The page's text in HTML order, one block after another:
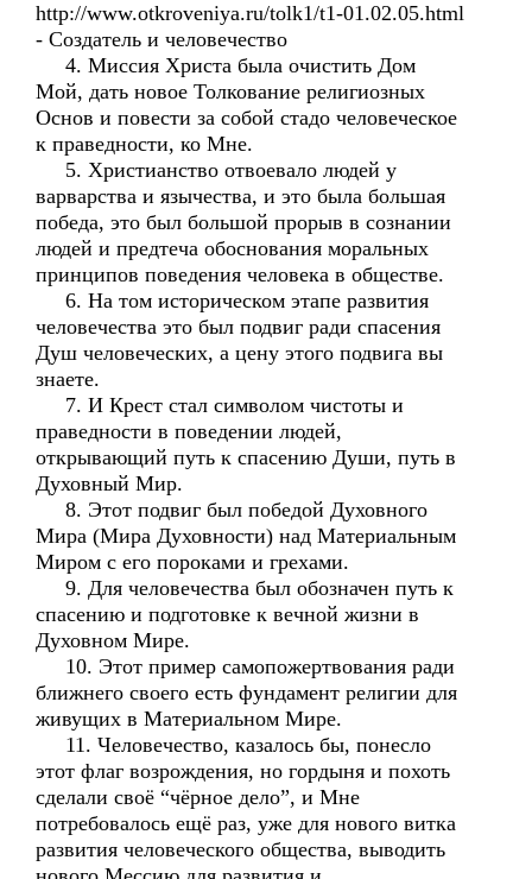
http://www.otkroveniya.ru/tolk1/t1-01.02.05.html
- Создатель и человечество
4. Миссия Христа была очистить Дом
Мой, дать новое Толкование религиозных
Основ и повести за собой стадо человеческое
к праведности, ко Мне.
5. Христианство отвоевало людей у
варварства и язычества, и это была большая
победа, это был большой прорыв в сознании
людей и предтеча обоснования моральных
принципов поведения человека в обществе.
6. На том историческом этапе развития
человечества это был подвиг ради спасения
Душ человеческих, а цену этого подвига вы
знаете.
7. И Крест стал символом чистоты и
праведности в поведении людей,
открывающий путь к спасению Души, путь в
Духовный Мир.
8. Этот подвиг был победой Духовного
Мира (Мира Духовности) над Материальным
Миром с его пороками и грехами.
9. Для человечества был обозначен путь к
спасению и подготовке к вечной жизни в
Духовном Мире.
10. Этот пример самопожертвования ради
ближнего своего есть фундамент религии для
живущих в Материальном Мире.
11. Человечество, казалось бы, понесло
этот флаг возрождения, но гордыня и похоть
сделали своё “чёрное дело”, и Мне
потребовалось ещё раз, уже для нового витка
развития человеческого общества, выводить